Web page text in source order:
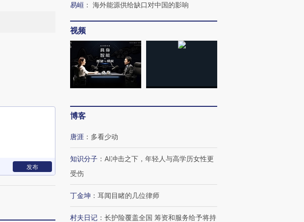
发布
易峘 ： 海外能源供给缺口对中国的影响
视频
博客
唐涯 ： 多看少动
知识分子 ： AI冲击之下，年轻人与高学历女性更
受伤
丁金坤 ： 耳闻目睹的几位律师
村夫日记 ： 长护险覆盖全国 筹资和服务给予将持